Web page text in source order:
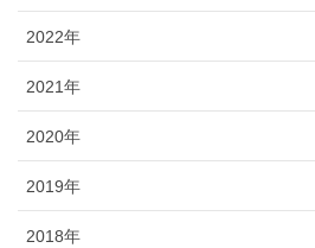
2022年
2021年
2020年
2019年
2018年